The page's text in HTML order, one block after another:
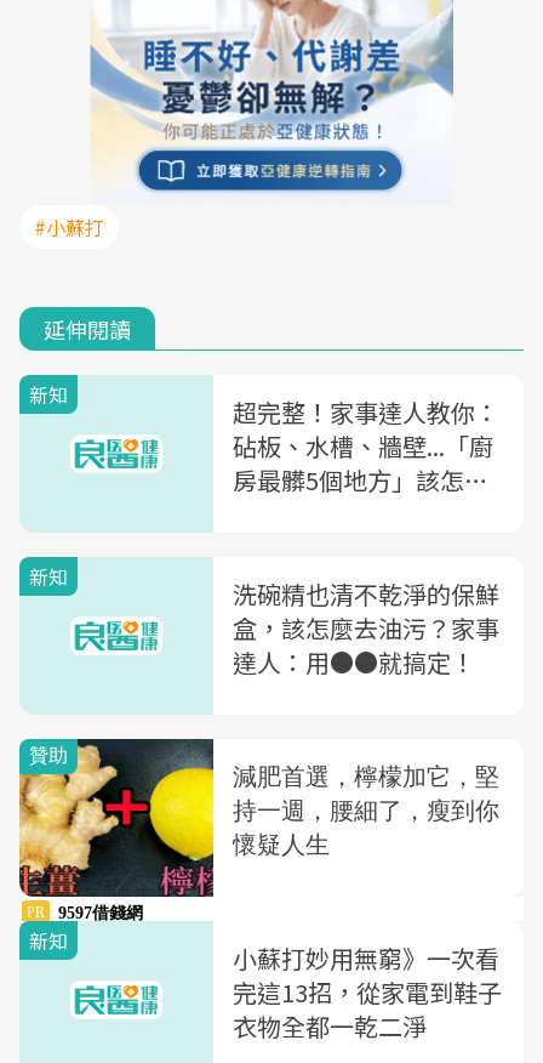
#小蘇打
延伸閱讀
新知
超完整！家事達人教你：
砧板、水槽、牆壁...「廚
房最髒5個地方」該怎麼
新知
洗碗精也清不乾淨的保鮮
盒，該怎麼去油污？家事
達人：用●●就搞定！
新知
小蘇打妙用無窮》一次看
完這13招，從家電到鞋子
衣物全都一乾二淨